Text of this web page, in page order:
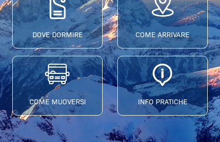
DOVE DORMIRE COME ARRIVARE
COME MUOVERSI INFO PRATICHE